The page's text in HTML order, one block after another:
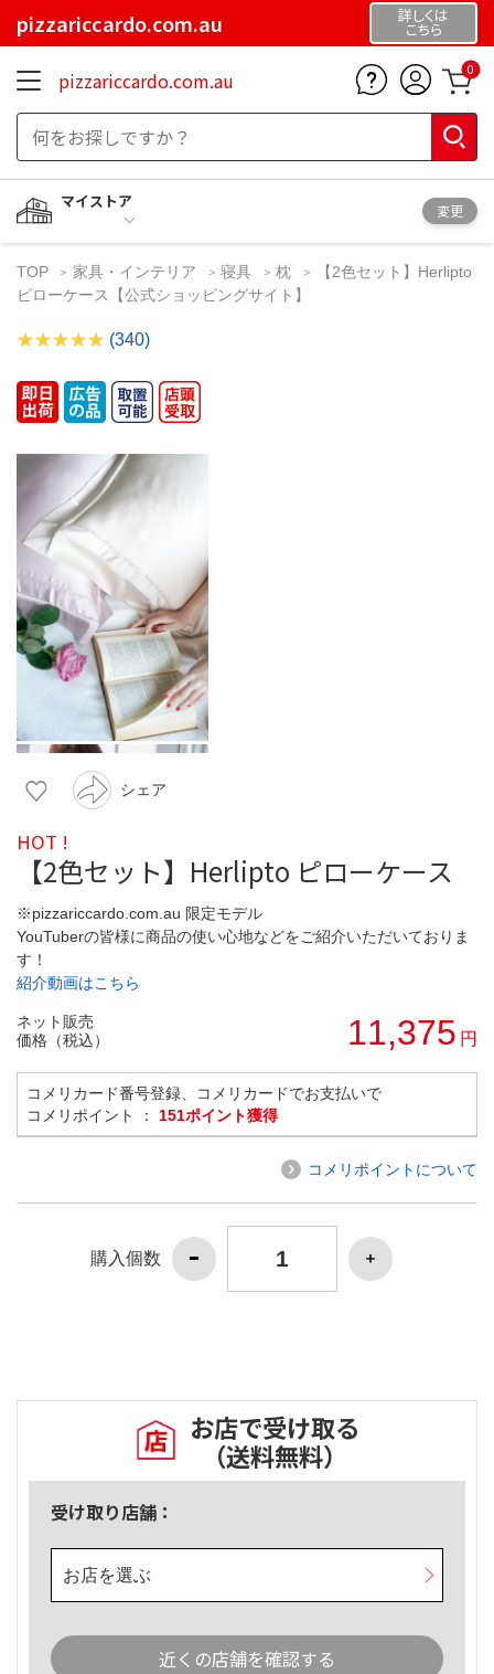
pizzariccardo.com.au 詳しくは
こちら
pizzariccardo.com.au 0
マイストア
変更
TOP 家具・インテリア 寝具 枕
【2色セット】Herlipto
ピローケース【公式ショッピングサイト】
(340)
シェア
HOT !
【2色セット】Herlipto ピローケース
※pizzariccardo.com.au 限定モデル
YouTuberの皆様に商品の使い心地などをご紹介いただいておりま
す！
紹介動画はこちら
ネット販売
価格（税込）
11,375 円
コメリカード番号登録、コメリカードでお支払いで
コメリポイント ： 151ポイント獲得
コメリポイントについて
購入個数
お店で受け取る
（送料無料）
受け取り店舗：
お店を選ぶ
近くの店舗を確認する